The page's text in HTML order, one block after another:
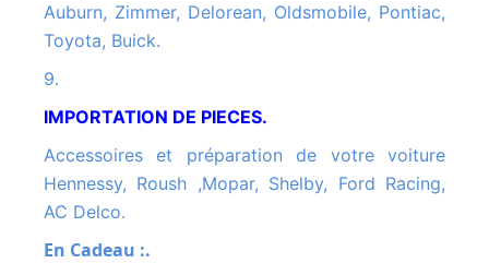
Auburn, Zimmer, Delorean, Oldsmobile, Pontiac,
Toyota, Buick.
9.
IMPORTATION DE PIECES.
Accessoires et préparation de votre voiture
Hennessy, Roush ,Mopar, Shelby, Ford Racing,
AC Delco.
En Cadeau :.